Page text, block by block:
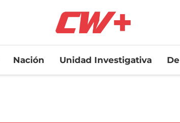
Nación Unidad Investigativa